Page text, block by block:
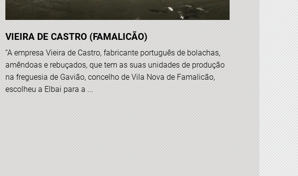
VIEIRA DE CASTRO (FAMALICÃO)
“A empresa Vieira de Castro, fabricante português de bolachas,
amêndoas e rebuçados, que tem as suas unidades de produção
na freguesia de Gavião, concelho de Vila Nova de Famalicão,
escolheu a Elbai para a ...